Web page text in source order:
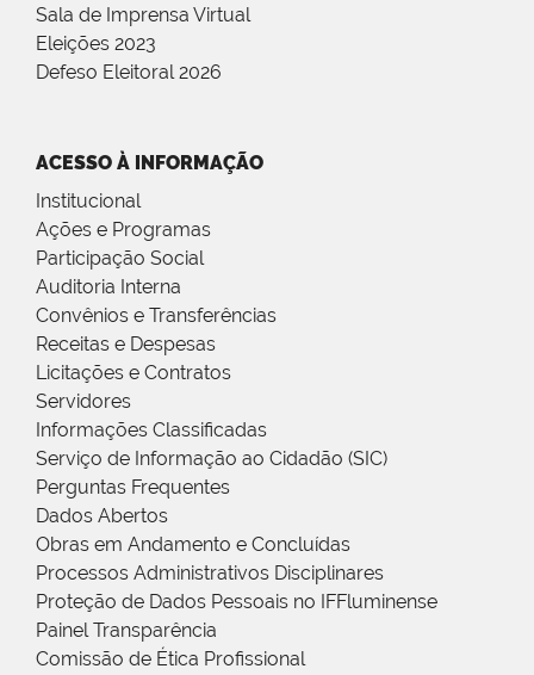
Sala de Imprensa Virtual
Eleições 2023
Defeso Eleitoral 2026
ACESSO À INFORMAÇÃO
Institucional
Ações e Programas
Participação Social
Auditoria Interna
Convênios e Transferências
Receitas e Despesas
Licitações e Contratos
Servidores
Informações Classificadas
Serviço de Informação ao Cidadão (SIC)
Perguntas Frequentes
Dados Abertos
Obras em Andamento e Concluídas
Processos Administrativos Disciplinares
Proteção de Dados Pessoais no IFFluminense
Painel Transparência
Comissão de Ética Profissional